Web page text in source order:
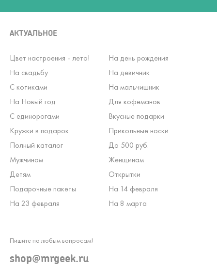
АКТУАЛЬНОЕ
Цвет настроения - лето!
На день рождения
На свадьбу
На девичник
С котиками
На мальчишник
На Новый год
Для кофеманов
С единорогами
Вкусные подарки
Кружки в подарок
Прикольные носки
Полный каталог
До 500 руб.
Мужчинам
Женщинам
Детям
Открытки
Подарочные пакеты
На 14 февраля
На 23 февраля
На 8 марта
Пишите по любым вопросам!
shop@mrgeek.ru